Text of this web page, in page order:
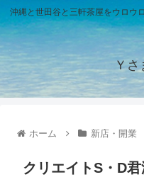
沖縄と世田谷と三軒茶屋をウロウ
Ｙさ
ホーム 新店・開業
クリエイトS・D